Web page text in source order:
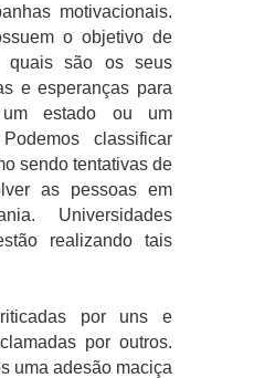
motivacionais.
o objetivo de
quais são os seus
e esperanças para
estado ou um
classificar
sendo tentativas de
as pessoas em
Universidades
realizando tais
por uns e
por outros.
uma adesão maciça